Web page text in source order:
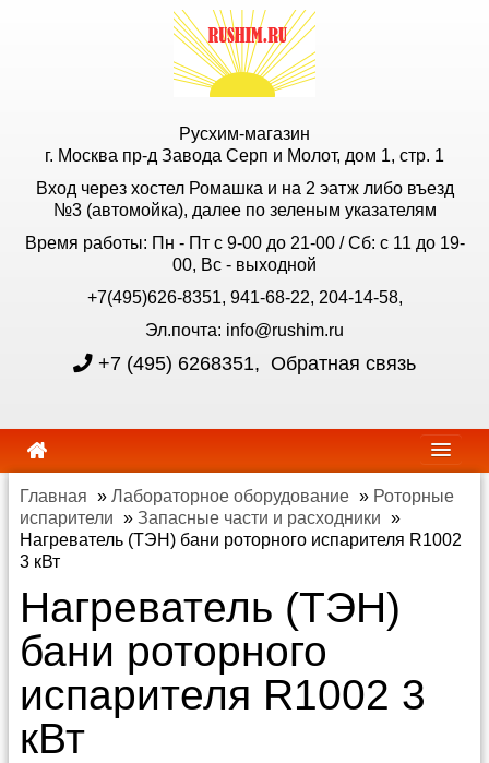
Русхим-магазин
г. Москва пр-д Завода Серп и Молот, дом 1, стр. 1
Вход через хостел Ромашка и на 2 эатж либо въезд
№3 (автомойка), далее по зеленым указателям
Время работы: Пн - Пт с 9-00 до 21-00 / Сб: с 11 до 19-
00, Вс - выходной
+7(495)626-8351, 941-68-22, 204-14-58,
Эл.почта: info@rushim.ru
+7 (495) 6268351, Обратная связь
Главная » Лабораторное оборудование » Роторные
испарители » Запасные части и расходники »
Нагреватель (ТЭН) бани роторного испарителя R1002
3 кВт
Нагреватель (ТЭН)
бани роторного
испарителя R1002 3
кВт